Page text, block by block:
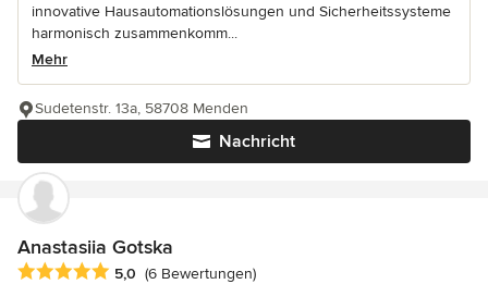
innovative Hausautomationslösungen und Sicherheitssysteme
harmonisch zusammenkomm...
Mehr
Nachricht
Sudetenstr. 13a, 58708 Menden
Anastasiia Gotska
Durchschnittliche Bewertung: 5 von 5 Sternen
5,0 (6 Bewertungen)